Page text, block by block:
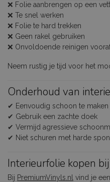
❌ Folie aanbrengen op een
❌ Te snel werken
❌ Folie te hard trekken
❌ Geen rakel gebruiken
❌ Onvoldoende reinigen
Neem rustig je tijd voor het
Onderhoud van
✔ Eenvoudig schoon te maken
✔ Gebruik een zachte doek
✔ Vermijd agressieve
✔ Niet schuren met harde
Interieurfolie kopen
Bij PremiumVinyls.nl vind je